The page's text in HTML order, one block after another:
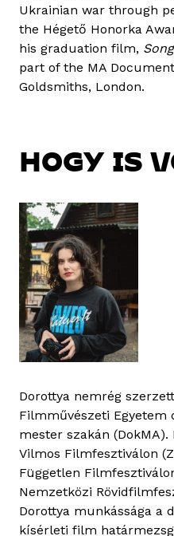
Ukrainian war through
the Hégető Honorka
his graduation film,
part of the MA
Goldsmiths, London.
HOGY IS
Dorottya nemrég
Filmművészeti
mester szakán
Vilmos Filmfesztiválon
Független
Nemzetközi
Dorottya munkássága a
kísérleti film